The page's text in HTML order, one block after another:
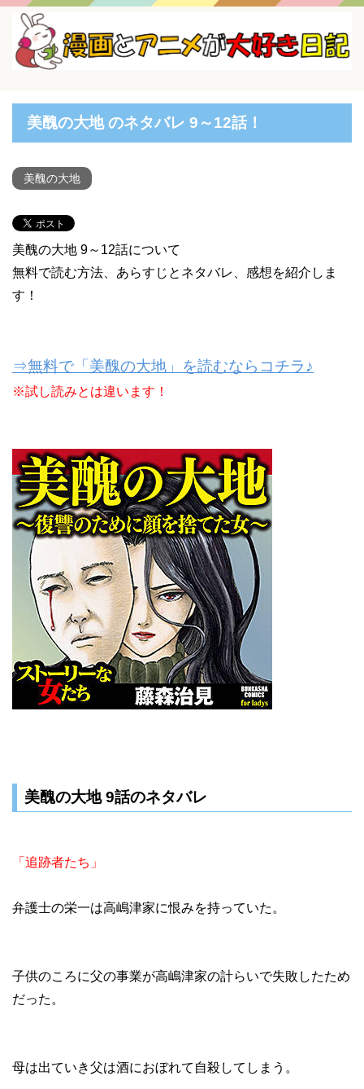
美醜の大地 のネタバレ 9～12話！
美醜の大地
美醜の大地 9～12話について
無料で読む方法、あらすじとネタバレ、感想を紹介しま
す！
⇒無料で「美醜の大地」を読むならコチラ♪
※試し読みとは違います！
美醜の大地 9話のネタバレ
「追跡者たち」
弁護士の栄一は高嶋津家に恨みを持っていた。
子供のころに父の事業が高嶋津家の計らいで失敗したため
だった。
母は出ていき父は酒におぼれて自殺してしまう。